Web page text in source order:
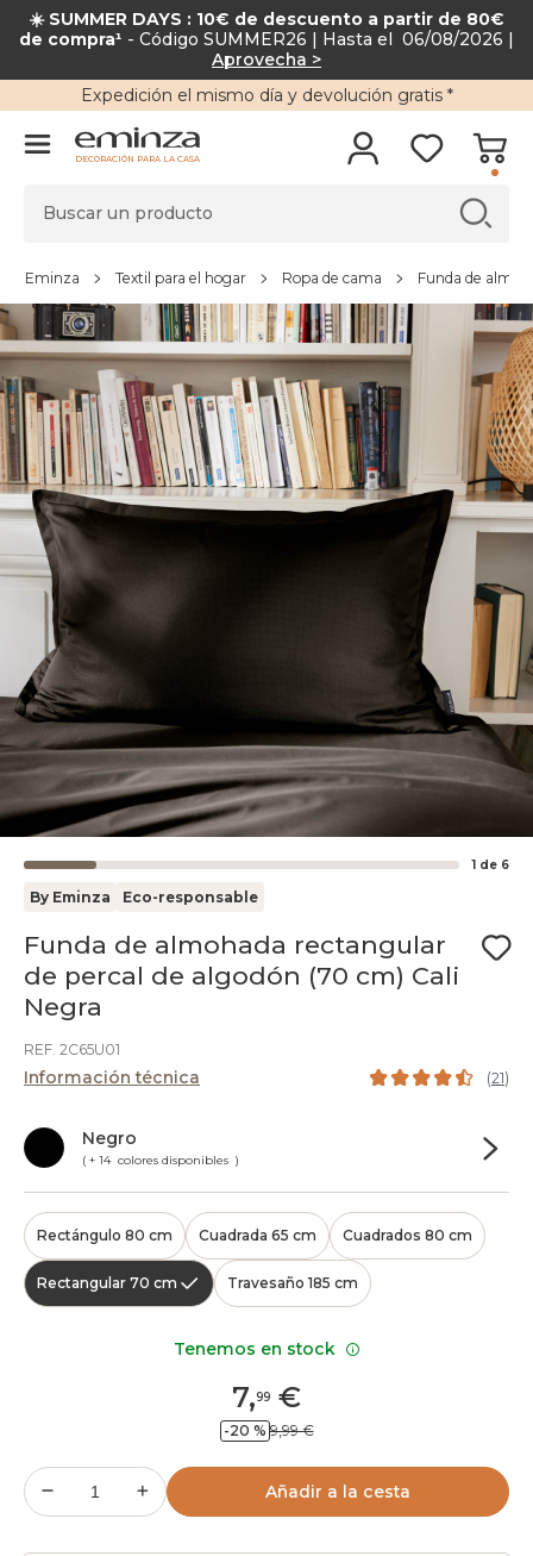
☀️ SUMMER DAYS : 10€ de descuento a partir de 80€
de compra¹ - Código SUMMER26 | Hasta el 06/08/2026 |
Aprovecha >
Expedición el mismo día y devolución gratis*
DECORACIÓN PARA LA CASA
Eminza Textil para el hogar Ropa de cama Funda de
1 de 6
By Eminza Eco-responsable
Funda de almohada rectangular
de percal de algodón (70 cm) Cali
Negra
REF. 2C65U01
Información técnica (21)
Negro
( + 14 colores disponibles )
Rectángulo 80 cm Cuadrada 65 cm Cuadrados 80 cm
Rectangular 70 cm Travesaño 185 cm
7,99 €
-20 % 9,99 €
Añadir a la cesta